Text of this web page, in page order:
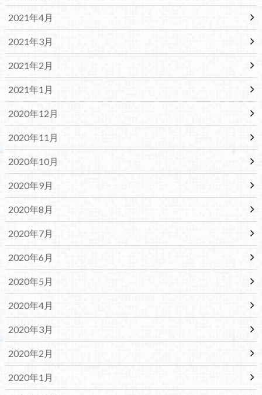
2021年4月
2021年3月
2021年2月
2021年1月
2020年12月
2020年11月
2020年10月
2020年9月
2020年8月
2020年7月
2020年6月
2020年5月
2020年4月
2020年3月
2020年2月
2020年1月